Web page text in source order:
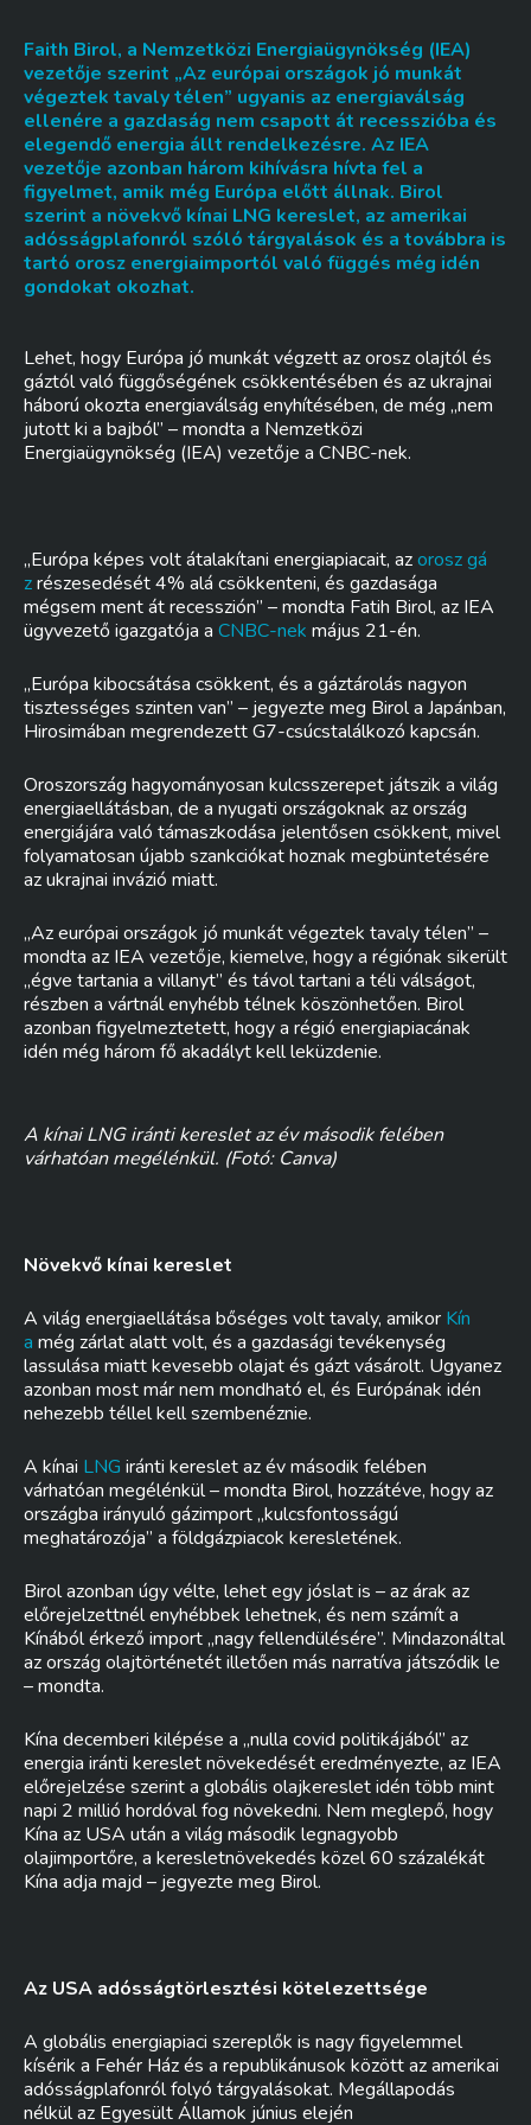
Faith Birol, a Nemzetközi Energiaügynökség (IEA)
vezetője szerint „Az európai országok jó munkát
végeztek tavaly télen” ugyanis az energiaválság
ellenére a gazdaság nem csapott át recesszióba és
elegendő energia állt rendelkezésre. Az IEA
vezetője azonban három kihívásra hívta fel a
figyelmet, amik még Európa előtt állnak. Birol
szerint a növekvő kínai LNG kereslet, az amerikai
adósságplafonról szóló tárgyalások és a továbbra is
tartó orosz energiaimportól való függés még idén
gondokat okozhat.
Lehet, hogy Európa jó munkát végzett az orosz olajtól és
gáztól való függőségének csökkentésében és az ukrajnai
háború okozta energiaválság enyhítésében, de még „nem
jutott ki a bajból” – mondta a Nemzetközi
Energiaügynökség (IEA) vezetője a CNBC-nek.
„Európa képes volt átalakítani energiapiacait, azorosz gá
zrészesedését 4% alá csökkenteni, és gazdasága
mégsem ment át recesszión” – mondta Fatih Birol, az IEA
ügyvezető igazgatója a CNBC-nek május 21-én.
„Európa kibocsátása csökkent, és a gáztárolás nagyon
tisztességes szinten van” – jegyezte meg Birol a Japánban,
Hirosimában megrendezett G7-csúcstalálkozó kapcsán.
Oroszország hagyományosan kulcsszerepet játszik a világ
energiaellátásban, de a nyugati országoknak az ország
energiájára való támaszkodása jelentősen csökkent, mivel
folyamatosan újabb szankciókat hoznak megbüntetésére
az ukrajnai invázió miatt.
„Az európai országok jó munkát végeztek tavaly télen” –
mondta az IEA vezetője, kiemelve, hogy a régiónak sikerült
„égve tartania a villanyt” és távol tartani a téli válságot,
részben a vártnál enyhébb télnek köszönhetően. Birol
azonban figyelmeztetett, hogy a régió energiapiacának
idén még három fő akadályt kell leküzdenie.
A kínai LNG iránti kereslet az év második felében
várhatóan megélénkül. (Fotó: Canva)
Növekvő kínai kereslet
A világ energiaellátása bőséges volt tavaly, amikor Kín
a még zárlat alatt volt, és a gazdasági tevékenység
lassulása miatt kevesebb olajat és gázt vásárolt. Ugyanez
azonban most már nem mondható el, és Európának idén
nehezebb téllel kell szembenéznie.
A kínai LNG iránti kereslet az év második felében
várhatóan megélénkül – mondta Birol, hozzátéve, hogy az
országba irányuló gázimport „kulcsfontosságú
meghatározója” a földgázpiacok keresletének.
Birol azonban úgy vélte, lehet egy jóslat is – az árak az
előrejelzettnél enyhébbek lehetnek, és nem számít a
Kínából érkező import „nagy fellendülésére”. Mindazonáltal
az ország olajtörténetét illetően más narratíva játszódik le
– mondta.
Kína decemberi kilépése a „nulla covid politikájából” az
energia iránti kereslet növekedését eredményezte, az IEA
előrejelzése szerint a globális olajkereslet idén több mint
napi 2 millió hordóval fog növekedni. Nem meglepő, hogy
Kína az USA után a világ második legnagyobb
olajimportőre, a keresletnövekedés közel 60 százalékát
Kína adja majd – jegyezte meg Birol.
Az USA adósságtörlesztési kötelezettsége
A globális energiapiaci szereplők is nagy figyelemmel
kísérik a Fehér Ház és a republikánusok között az amerikai
adósságplafonról folyó tárgyalásokat. Megállapodás
nélkül az Egyesült Államok június elején